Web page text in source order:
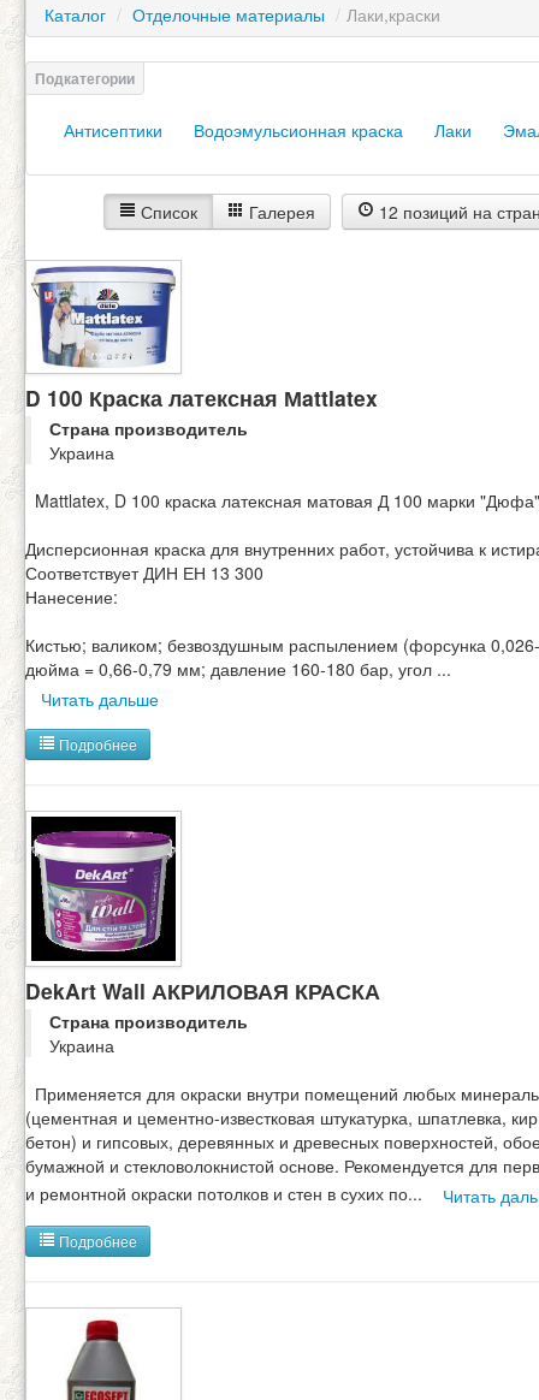
Каталог / Отделочные материалы / Лаки,краски
Антисептики Водоэмульсионная краска Лаки
Список Галерея 12 позиций на
D 100 Краска латексная Мattlatex
Страна производитель
Украина
Mattlatex, D 100 краска латексная матовая Д 100 марки "Дюфа"
Дисперсионная краска для внутренних работ, устойчива к
Соответствует ДИН ЕН 13 300
Нанесение:
Кистью; валиком; безвоздушным распылением (форсунка
дюйма = 0,66-0,79 мм; давление 160-180 бар, угол ...
Читать дальше
Подробнее
DekArt Wall АКРИЛОВАЯ КРАСКА
Страна производитель
Украина
Применяется для окраски внутри помещений любых
(цементная и цементно-известковая штукатурка, шпатлевка,
бетон) и гипсовых, деревянных и древесных поверхностей,
бумажной и стекловолокнистой основе. Рекомендуется для
и ремонтной окраски потолков и стен в сухих по... Читать
Подробнее